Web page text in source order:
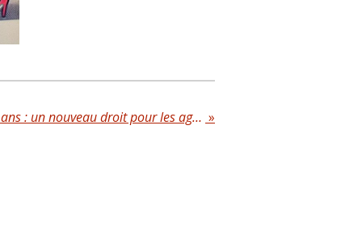
Retraite progressive à 60 ans : un nouveau droit pour les agents territoriaux. »